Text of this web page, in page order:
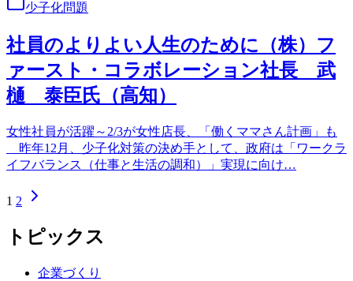
少子化問題
社員のよりよい人生のために（株）フ
ァースト・コラボレーション社長 武
樋 泰臣氏（高知）
女性社員が活躍～2/3が女性店長、「働くママさん計画」も
昨年12月、少子化対策の決め手として、政府は「ワークラ
イフバランス（仕事と生活の調和）」実現に向け…
1 2
トピックス
企業づくり